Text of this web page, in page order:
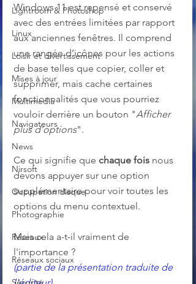
Lightroom & Photoshop
Linux
Loisir et divertissement
Mises à jour
Multimedia
Navigateurs
News
Nirsoft
Occupation disque
Photographie
Réseaux
Réseaux sociaux
Windows 11 est repensé et conservé
avec des entrées limitées par rapport
aux anciennes fenêtres. Il comprend
une rangée d’icônes pour les actions
de base telles que copier, coller et
supprimer, mais cache certaines
fonctionnalités que vous pourriez
vouloir derrière un bouton "Afficher
plus d’options".
Ce qui signifie que chaque fois nous
devons appuyer sur une option
supplémentaire pour voir toutes les
options du menu contextuel.
Mais cela a-t-il vraiment de
l'importance ?
(partie de la présentation traduite de